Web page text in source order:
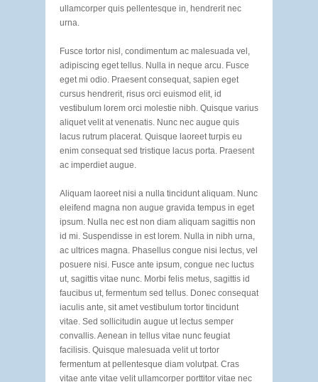
ullamcorper quis pellentesque in, hendrerit nec
urna.
Fusce tortor nisl, condimentum ac malesuada vel,
adipiscing eget tellus. Nulla in neque arcu. Fusce
eget mi odio. Praesent consequat, sapien eget
cursus hendrerit, risus orci euismod elit, id
vestibulum lorem orci molestie nibh. Quisque varius
aliquet velit at venenatis. Nunc nec augue quis
lacus rutrum placerat. Quisque laoreet turpis eu
enim consequat sed tristique lacus porta. Praesent
ac imperdiet augue.
Aliquam laoreet nisi a nulla tincidunt aliquam. Nunc
eleifend magna non augue gravida tempus in eget
ipsum. Nulla nec est non diam aliquam sagittis non
id mi. Suspendisse in est lorem. Nulla in nibh urna,
ac ultrices magna. Phasellus congue nisi lectus, vel
posuere nisi. Fusce ante ipsum, congue nec luctus
ut, sagittis vitae nunc. Morbi felis metus, sagittis id
faucibus ut, fermentum sed tellus. Donec consequat
iaculis ante, sit amet vestibulum tortor tincidunt
vitae. Sed sollicitudin augue ut lectus semper
convallis. Aenean in tellus vitae nunc feugiat
facilisis. Quisque malesuada velit ut tortor
fermentum at pellentesque diam volutpat. Cras
vitae ante vitae velit ullamcorper porttitor vitae nec